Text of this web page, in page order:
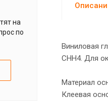
Виниловая
CHH4. Для
Материал
Клеевая
на
по